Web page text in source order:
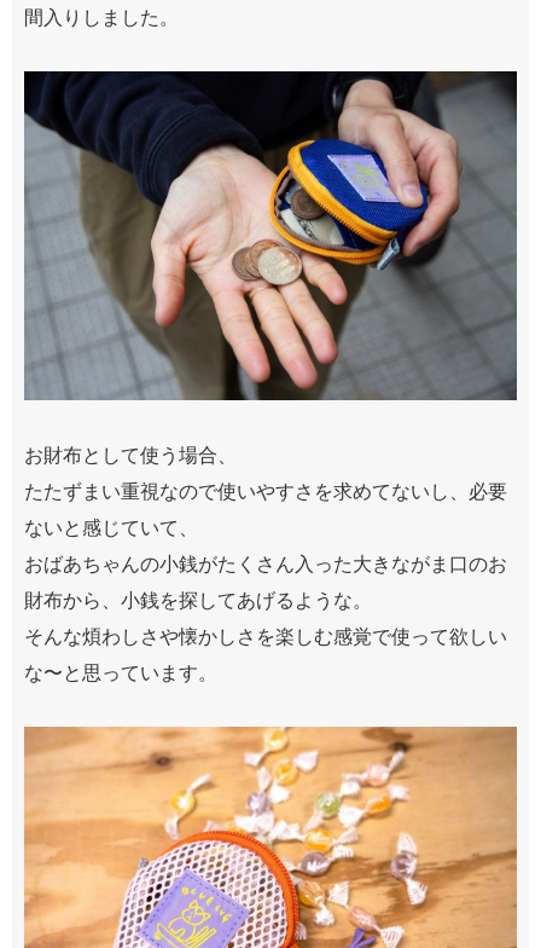
間入りしました。
お財布として使う場合、
たたずまい重視なので使いやすさを求めてないし、必要
ないと感じていて、
おばあちゃんの小銭がたくさん入った大きながま口のお
財布から、小銭を探してあげるような。
そんな煩わしさや懐かしさを楽しむ感覚で使って欲しい
な〜と思っています。